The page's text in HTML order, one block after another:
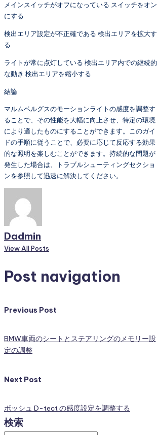
メインスイッチがオフになっている スイッチをオン
にする
検出エリア設定が不正確である 検出エリアを拡大す
る
ライトが常に点灯している 検出エリア内での継続的
な動き 検出エリアを縮小する
結論
マルムベルグスのモーションライトの感度を調整す
ることで、その性能を大幅に向上させ、特定の環境
により適したものにすることができます。このガイ
ドの手順に従うことで、必要に応じて反応する効果
的な照明を楽しむことができます。持続的な問題が
発生した場合は、トラブルシューティングセクショ
ンを参照して迅速に解決してください。
Dadmin
View All Posts
Post navigation
Previous Post
BMW車両のシートとステアリングのメモリー設
定の調整
Next Post
ボッシュ D-tect の感度設定を調整する
検索